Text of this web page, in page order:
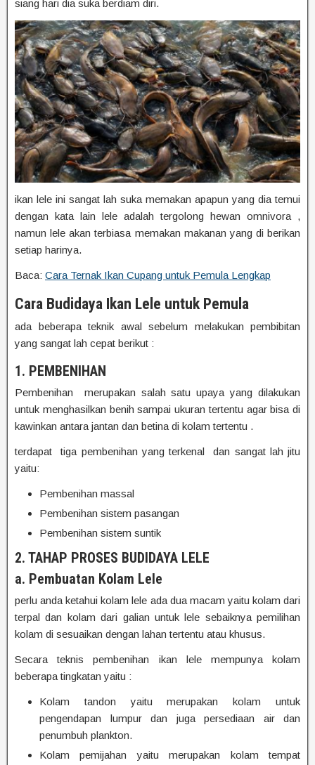
siang hari dia suka berdiam diri.
ikan lele ini sangat lah suka memakan apapun yang dia temui
dengan kata lain lele adalah tergolong hewan omnivora ,
namun lele akan terbiasa memakan makanan yang di berikan
setiap harinya.
Baca: Cara Ternak Ikan Cupang untuk Pemula Lengkap
Cara Budidaya Ikan Lele untuk Pemula
ada beberapa teknik awal sebelum melakukan pembibitan
yang sangat lah cepat berikut :
1. PEMBENIHAN
Pembenihan merupakan salah satu upaya yang dilakukan
untuk menghasilkan benih sampai ukuran tertentu agar bisa di
kawinkan antara jantan dan betina di kolam tertentu .
terdapat tiga pembenihan yang terkenal dan sangat lah jitu
yaitu:
Pembenihan massal
Pembenihan sistem pasangan
Pembenihan sistem suntik
2. TAHAP PROSES BUDIDAYA LELE
a. Pembuatan Kolam Lele
perlu anda ketahui kolam lele ada dua macam yaitu kolam dari
terpal dan kolam dari galian untuk lele sebaiknya pemilihan
kolam di sesuaikan dengan lahan tertentu atau khusus.
Secara teknis pembenihan ikan lele mempunya kolam
beberapa tingkatan yaitu :
Kolam tandon yaitu merupakan kolam untuk
pengendapan lumpur dan juga persediaan air dan
penumbuh plankton.
Kolam pemijahan yaitu merupakan kolam tempat